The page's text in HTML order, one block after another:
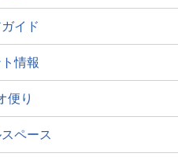
イド
情報
便り
ペース